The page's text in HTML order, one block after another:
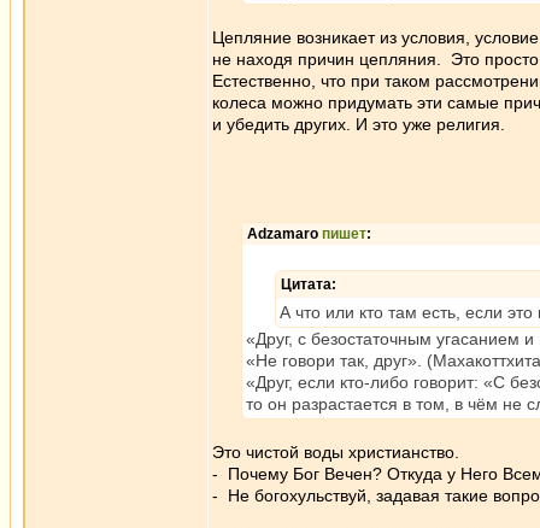
Цепляние возникает из условия,
не находя причин цепляния. Это
Естественно, что при таком
колеса можно придумать эти самые
и убедить других. И это уже религия.
Adzamaro пишет:
Цитата:
А что или кто там есть, если
«Друг, с безостаточным угасанием
«Не говори так, друг».
«Друг, если кто-либо говорит: «С
то он разрастается в том, в чём не
Это чистой воды христианство.
- Почему Бог Вечен? Откуда у Него
- Не богохульствуй, задавая такие